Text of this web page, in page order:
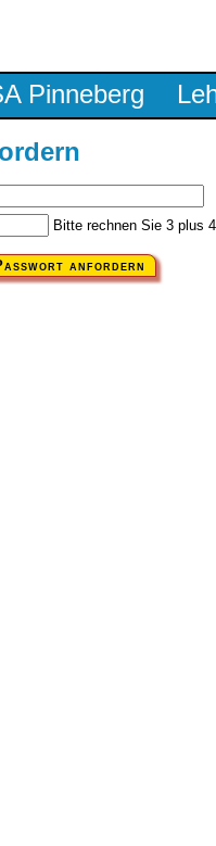
Pinneberg
Bitte rechnen Sie 3 plus